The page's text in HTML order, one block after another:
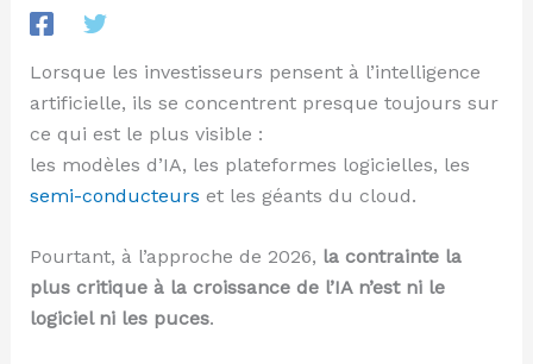
Lorsque les investisseurs pensent à l’intelligence
artificielle, ils se concentrent presque toujours sur
ce qui est le plus visible :
les modèles d’IA, les plateformes logicielles, les
semi-conducteurs et les géants du cloud.
Pourtant, à l’approche de 2026, la contrainte la
plus critique à la croissance de l’IA n’est ni le
logiciel ni les puces.